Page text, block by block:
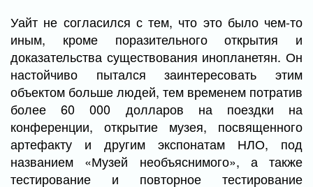
Уайт не согласился с тем, что это было чем-то
иным, кроме поразительного открытия и
доказательства существования инопланетян. Он
настойчиво пытался заинтересовать этим
объектом больше людей, тем временем потратив
более 60 000 долларов на поездки на
конференции, открытие музея, посвященного
артефакту и другим экспонатам НЛО, под
названием «Музей необъяснимого», а также
тестирование и повторное тестирование